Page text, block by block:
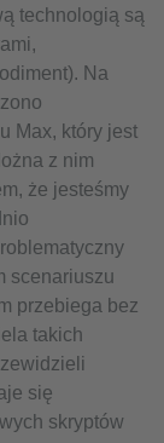
technologią są
Na
Max, który jest
z nim
że jesteśmy
scenariuszu
przebiega bez
takich
się
skryptów